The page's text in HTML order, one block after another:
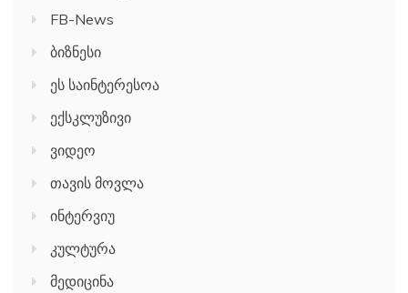
FB-News
ბიზნესი
ეს საინტერესოა
ექსკლუზივი
ვიდეო
თავის მოვლა
ინტერვიუ
კულტურა
მედიცინა